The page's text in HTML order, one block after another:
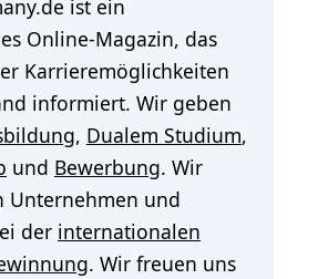
ist ein
Online-Magazin, das
Karrieremöglichkeiten
informiert. Wir geben
, Dualem Studium,
und Bewerbung. Wir
Unternehmen und
der internationalen
. Wir freuen uns